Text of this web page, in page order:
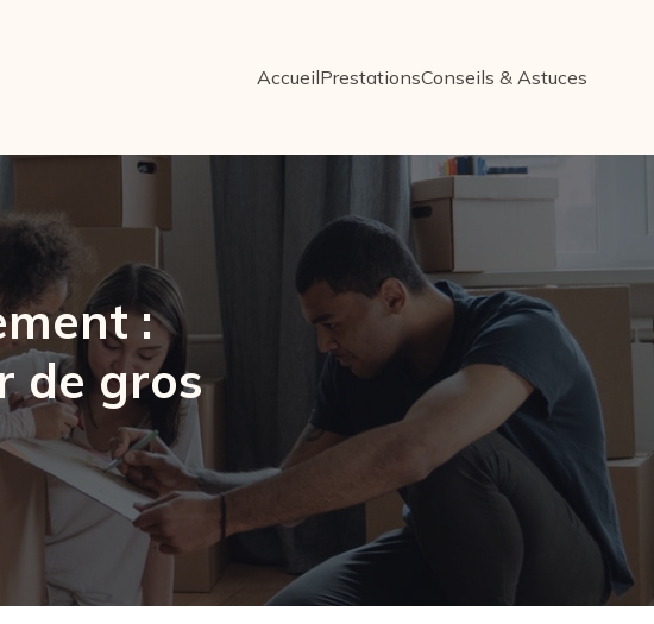
AccueilPrestationsConseils & Astuces
:
de gros